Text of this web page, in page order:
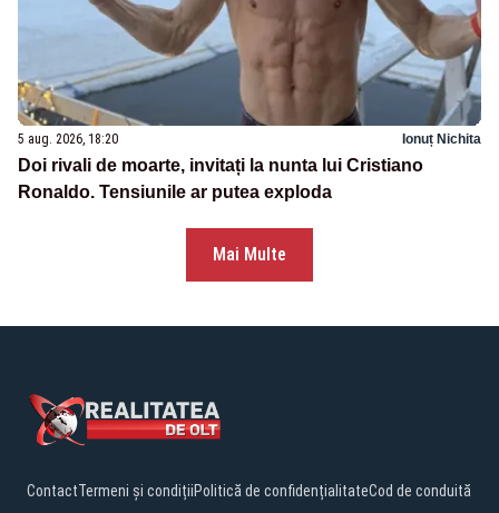
5 aug. 2026, 18:20 Ionuț Nichita
Doi rivali de moarte, invitați la nunta lui Cristiano
Ronaldo. Tensiunile ar putea exploda
Mai Multe
ContactTermeni și condițiiPolitică de confidențialitateCod de conduită